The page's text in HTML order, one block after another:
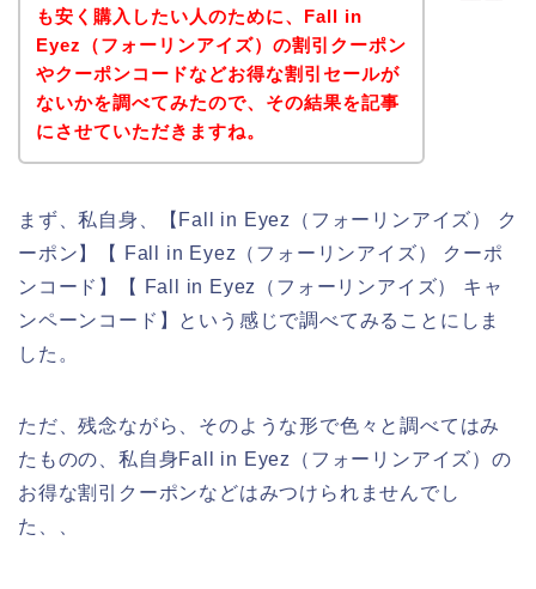
も安く購入したい人のために、Fall in
Eyez（フォーリンアイズ）の割引クーポン
やクーポンコードなどお得な割引セールが
ないかを調べてみたので、その結果を記事
にさせていただきますね。
まず、私自身、【Fall in Eyez（フォーリンアイズ） ク
ーポン】【 Fall in Eyez（フォーリンアイズ） クーポ
ンコード】【 Fall in Eyez（フォーリンアイズ） キャ
ンペーンコード】という感じで調べてみることにしま
した。
ただ、残念ながら、そのような形で色々と調べてはみ
たものの、私自身Fall in Eyez（フォーリンアイズ）の
お得な割引クーポンなどはみつけられませんでし
た、、